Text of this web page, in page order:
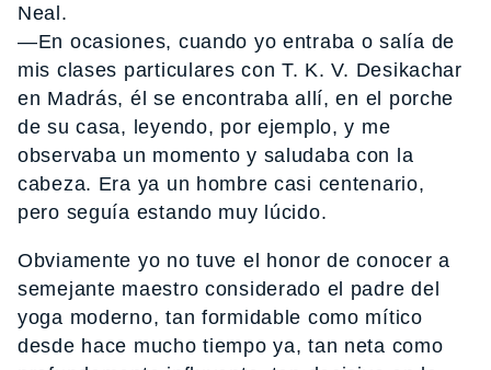
Neal.
—En ocasiones, cuando yo entraba o salía de
mis clases particulares con T. K. V. Desikachar
en Madrás, él se encontraba allí, en el porche
de su casa, leyendo, por ejemplo, y me
observaba un momento y saludaba con la
cabeza. Era ya un hombre casi centenario,
pero seguía estando muy lúcido.
Obviamente yo no tuve el honor de conocer a
semejante maestro considerado el padre del
yoga moderno, tan formidable como mítico
desde hace mucho tiempo ya, tan neta como